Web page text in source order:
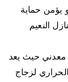
يؤمن حماية
النعيم
معدني حيث يعد
لزجاج